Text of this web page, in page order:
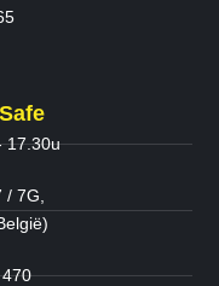
17.30u
/ 7G,